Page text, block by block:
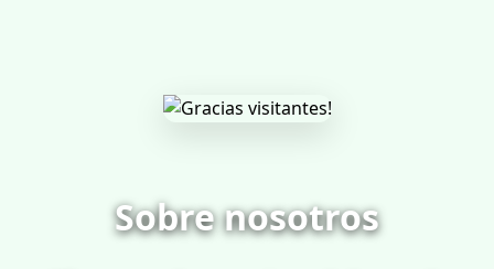
Sobre nosotros